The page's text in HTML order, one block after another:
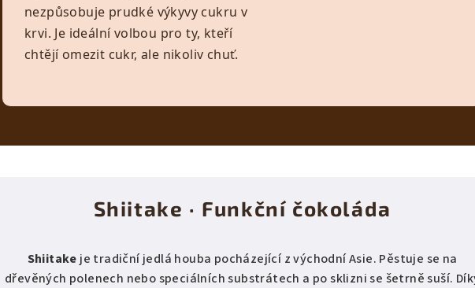
nezpůsobuje prudké výkyvy cukru v
krvi. Je ideální volbou pro ty, kteří
chtějí omezit cukr, ale nikoliv chuť.
Shiitake · Funkční čokoláda
Shiitake je tradiční jedlá houba pocházející z východní Asie. Pěstuje se na
dřevěných polenech nebo speciálních substrátech a po sklizni se šetrně suší.